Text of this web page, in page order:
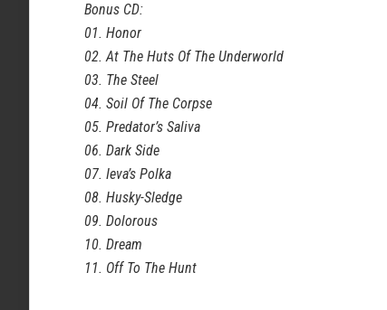
Bonus CD:
01. Honor
02. At The Huts Of The Underworld
03. The Steel
04. Soil Of The Corpse
05. Predator’s Saliva
06. Dark Side
07. Ieva’s Polka
08. Husky-Sledge
09. Dolorous
10. Dream
11. Off To The Hunt